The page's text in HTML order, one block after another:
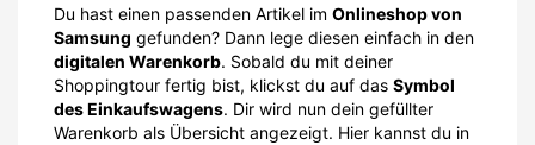
Du hast einen passenden Artikel im Onlineshop von
Samsung gefunden? Dann lege diesen einfach in den
digitalen Warenkorb. Sobald du mit deiner
Shoppingtour fertig bist, klickst du auf das Symbol
des Einkaufswagens. Dir wird nun dein gefüllter
Warenkorb als Übersicht angezeigt. Hier kannst du in